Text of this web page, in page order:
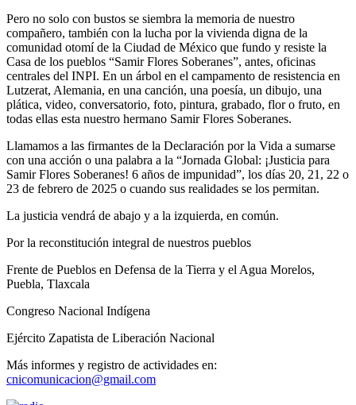
Pero no solo con bustos se siembra la memoria de nuestro
compañero, también con la lucha por la vivienda digna de la
comunidad otomí de la Ciudad de México que fundo y resiste la
Casa de los pueblos “Samir Flores Soberanes”, antes, oficinas
centrales del INPI. En un árbol en el campamento de resistencia en
Lutzerat, Alemania, en una canción, una poesía, un dibujo, una
plática, video, conversatorio, foto, pintura, grabado, flor o fruto, en
todas ellas esta nuestro hermano Samir Flores Soberanes.
Llamamos a las firmantes de la Declaración por la Vida a sumarse
con una acción o una palabra a la “Jornada Global: ¡Justicia para
Samir Flores Soberanes! 6 años de impunidad”, los días 20, 21, 22 o
23 de febrero de 2025 o cuando sus realidades se los permitan.
La justicia vendrá de abajo y a la izquierda, en común.
Por la reconstitución integral de nuestros pueblos
Frente de Pueblos en Defensa de la Tierra y el Agua Morelos,
Puebla, Tlaxcala
Congreso Nacional Indígena
Ejército Zapatista de Liberación Nacional
Más informes y registro de actividades en:
cnicomunicacion@gmail.com